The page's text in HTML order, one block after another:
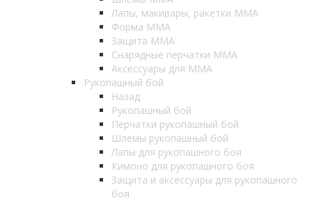
Лапы, макивары, ракетки ММА
Форма ММА
Защита ММА
Снарядные перчатки ММА
Аксессуары для ММА
Рукопашный бой
Назад
Рукопашный бой
Перчатки рукопашный бой
Шлемы рукопашный бой
Лапы для рукопашного боя
Кимоно для рукопашного боя
Защита и аксессуары для рукопашного
боя